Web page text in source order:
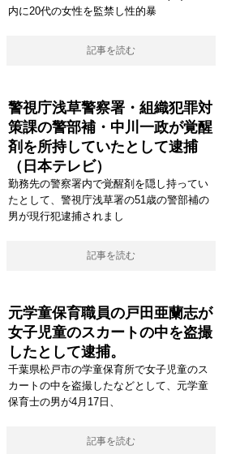
内に20代の女性を監禁し性的暴
記事を読む
警視庁浅草警察署・組織犯罪対
策課の警部補・中川一政が覚醒
剤を所持していたとして逮捕
（日本テレビ）
勤務先の警察署内で覚醒剤を隠し持ってい
たとして、警視庁浅草署の51歳の警部補の
男が現行犯逮捕されまし
記事を読む
元学童保育職員の戸田亜蘭志が
女子児童のスカートの中を盗撮
したとして逮捕。
千葉県松戸市の学童保育所で女子児童のス
カートの中を盗撮したなどとして、元学童
保育士の男が4月17日、
記事を読む